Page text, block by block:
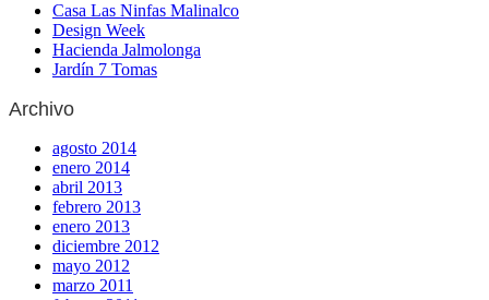
Casa Las Ninfas Malinalco
Design Week
Hacienda Jalmolonga
Jardín 7 Tomas
Archivo
agosto 2014
enero 2014
abril 2013
febrero 2013
enero 2013
diciembre 2012
mayo 2012
marzo 2011